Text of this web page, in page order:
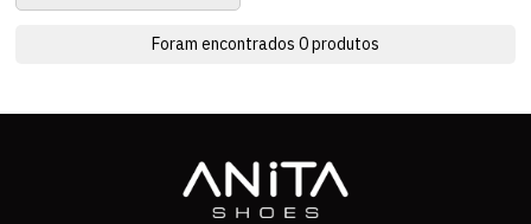
Foram encontrados 0produtos